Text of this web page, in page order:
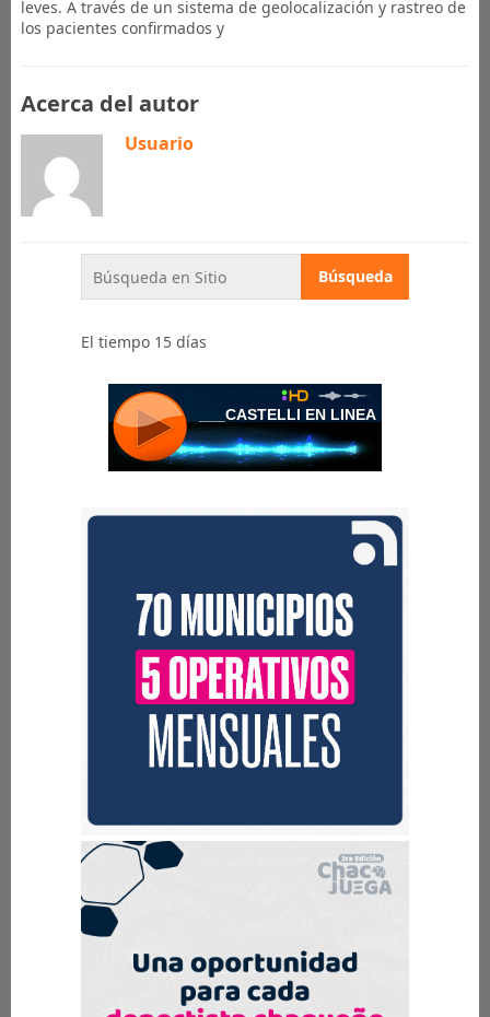
leves. A través de un sistema de geolocalización y rastreo de
los pacientes confirmados y
Acerca del autor
Usuario
El tiempo 15 días